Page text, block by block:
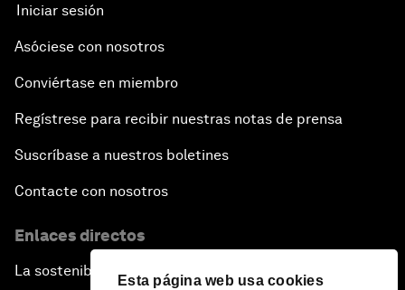
Esta página web usa cookies
Iniciar sesión
Asóciese con nosotros
Conviértase en miembro
Regístrese para recibir nuestras notas de prensa
Suscríbase a nuestros boletines
Contacte con nosotros
Enlaces directos
La sostenibilidad en el Foro